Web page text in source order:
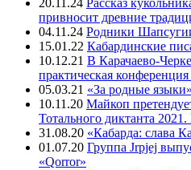
20.11.24 Рассказ
привносит древние
04.11.24 Родники
15.01.22 Кабардинские
10.12.21 В Карачаево-
практическая
05.03.21 «За родные языки»
10.11.20 Майкоп
Тотального диктанта
31.08.20 «Кабарда: слава
01.07.20 Группа Jrpjej
«Qorror»